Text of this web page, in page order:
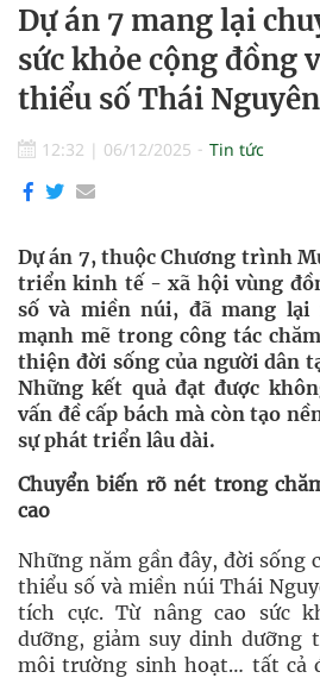
Dự án 7 mang lại
sức khỏe cộng đồng
thiểu số Thái Nguyên
12:32 | 06/12/2025 Tin tức
Dự án 7, thuộc Chương trình
triển kinh tế - xã hội vùng
số và miền núi, đã mang lại
mạnh mẽ trong công tác
thiện đời sống của người dân
Những kết quả đạt được
vấn đề cấp bách mà còn tạo
sự phát triển lâu dài.
Chuyển biến rõ nét trong
cao
Những năm gần đây, đời sống
thiểu số và miền núi Thái
tích cực. Từ nâng cao sức
dưỡng, giảm suy dinh dưỡng
môi trường sinh hoạt… tất cả